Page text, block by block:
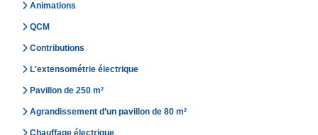
Animations
QCM
Contributions
L'extensométrie électrique
Pavillon de 250 m²
Agrandissement d’un pavillon de 80 m²